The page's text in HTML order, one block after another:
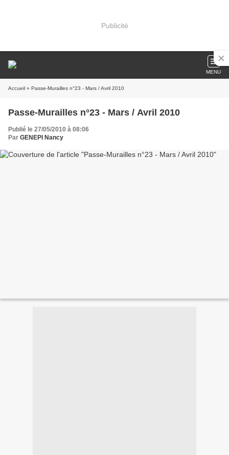
Publicité
MENU
Accueil » Passe-Murailles n°23 - Mars / Avril 2010
Passe-Murailles n°23 - Mars / Avril 2010
Publié le 27/05/2010 à 08:06
Par GENEPI Nancy